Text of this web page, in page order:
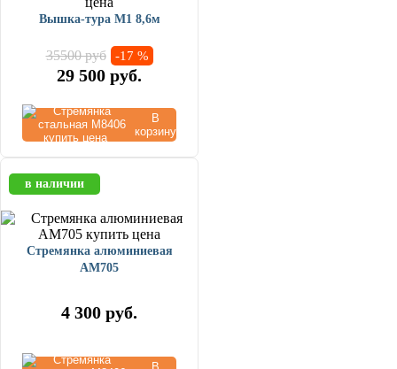
Вышка-тура М1 8,6м
35500 руб -17 %
29 500 руб.
В
корзину
в наличии
Стремянка алюминиевая
AM705
4 300 руб.